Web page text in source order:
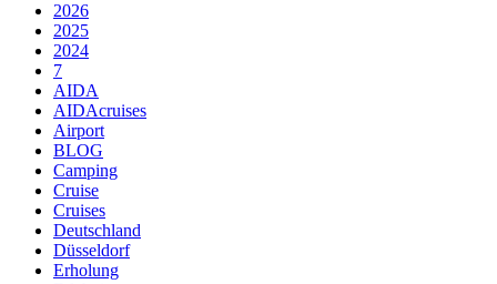
2026
2025
2024
7
AIDA
AIDAcruises
Airport
BLOG
Camping
Cruise
Cruises
Deutschland
Düsseldorf
Erholung